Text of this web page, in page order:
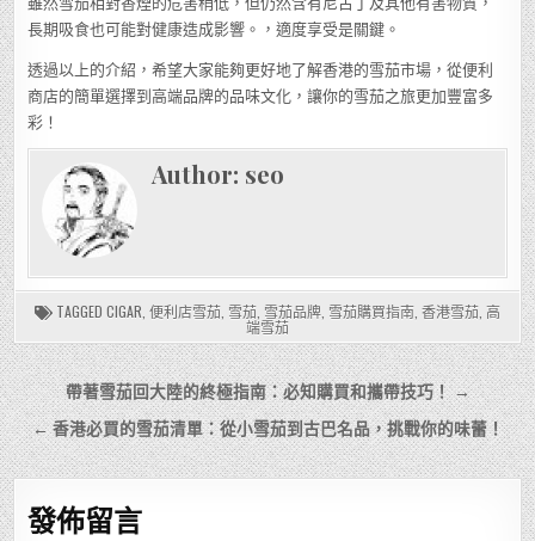
長期吸食也可能對健康造成影響。，適度享受是關鍵。
透過以上的介紹，希望大家能夠更好地了解香港的雪茄市場，從便利
商店的簡單選擇到高端品牌的品味文化，讓你的雪茄之旅更加豐富多
彩！
Author: seo
TAGGED CIGAR 便利店雪茄 雪茄 雪茄品牌 雪茄購買指南 香港雪茄 高
端雪茄
文
章
導
覽
帶著雪茄回大陸的終極指南：必知購買和攜帶技巧！ →
← 香港必買的雪茄清單：從小雪茄到古巴名品，挑戰你的味蕾！
發佈留言